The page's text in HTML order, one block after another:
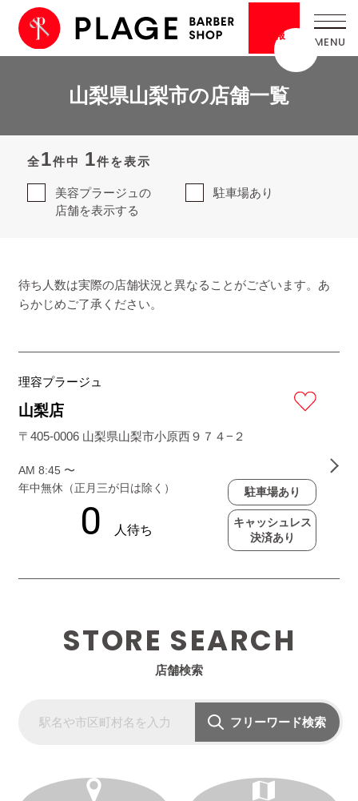
情報
山梨県山梨市の店舗一覧
全1件中 1件を表示
美容プラージュの
店舗を表示する
駐車場あり
待ち人数は実際の店舗状況と異なることがございます。あ
らかじめご了承ください。
理容プラージュ
山梨店
〒405-0006 山梨県山梨市小原西９７４−２
AM 8:45 〜
年中無休（正月三が日は除く）
駐車場あり
キャッシュレス
決済あり
STORE SEARCH
店舗検索
フリーワード検索